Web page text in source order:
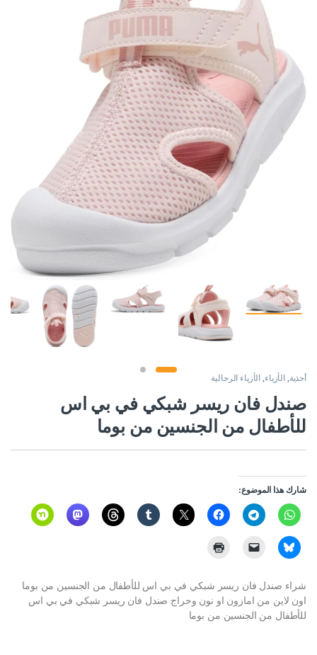
أحذية ,الأزياء الأزياء الرجالية
صندل فان ريسر شبكي في بي اس
للأطفال من الجنسين من بوما
شارك هذا الموضوع:
شراء صندل فان ريسر شبكي في بي اس للأطفال من الجنسين من بوما
اون لاين من امازون او نون وحراج صندل فان ريسر شبكي في بي اس
للأطفال من الجنسين من بوما